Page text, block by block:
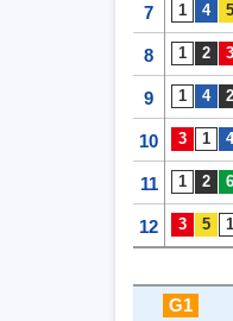
7
8
9
10
11
12
G1